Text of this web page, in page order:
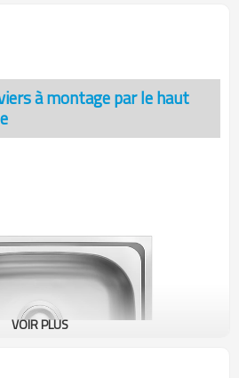
à montage par le haut
VOIR PLUS